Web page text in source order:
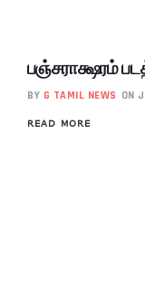
பஞ்சராக்ஷரம்
BY G TAMIL NEWS ON
READ MORE